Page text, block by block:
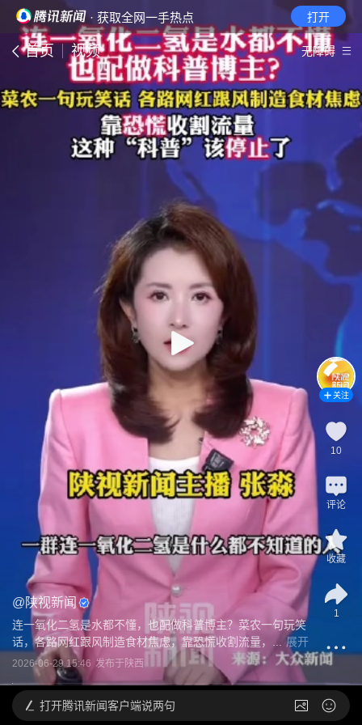
· 获取全网一手热点 打开
首页 视频 无障碍
@陕视新闻
连一氧化二氢是水都不懂，也配做科普博主？菜农一句玩笑
话，各路网红跟风制造食材焦虑，靠恐慌收割流量，...
展开
2026-06-29 15:46 发布于 陕西
关注
10
评论
收藏
1
打开腾讯新闻客户端说两句